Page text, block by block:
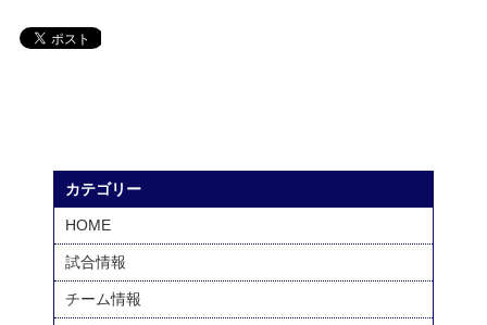
カテゴリー
HOME
試合情報
チーム情報